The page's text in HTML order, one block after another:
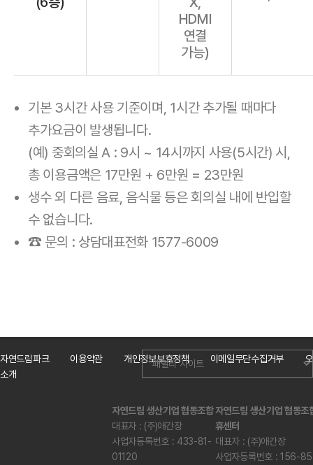
HDMI
연결
가능)
기본 3시간 사용 기준이며, 1시간 추가될 때마다
추가요금이 발생됩니다.
(예) 중회의실 A : 9시 ~ 14시까지 사용(5시간) 시,
총 이용금액은 17만원 + 6만원 = 23만원
생수 외 다른 음료, 음식물 등은 회의실 내에 반입할
수 없습니다.
☎ 문의 : 상담대표전화 1577-6009
자연드림파크
소개
이용약관 개인정보보호정책 이메일무단수집거부
자연드림 생산기업 협동조합
대표자 : (주)애간장
사업자등록번호 : 433-81-
01120
자연드림 생산기업 협동조
휴센터
대표자 : (주)애간장
사업자등록번호 : 156-